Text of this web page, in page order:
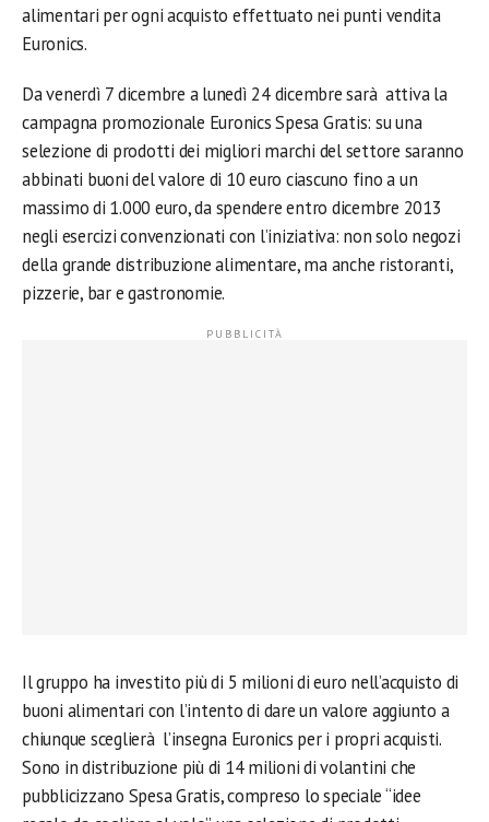
alimentari per ogni acquisto effettuato nei punti vendita
Euronics.
Da venerdì 7 dicembre a lunedì 24 dicembre sarà attiva la
campagna promozionale Euronics Spesa Gratis: su una
selezione di prodotti dei migliori marchi del settore saranno
abbinati buoni del valore di 10 euro ciascuno fino a un
massimo di 1.000 euro, da spendere entro dicembre 2013
negli esercizi convenzionati con l’iniziativa: non solo negozi
della grande distribuzione alimentare, ma anche ristoranti,
pizzerie, bar e gastronomie.
Il gruppo ha investito più di 5 milioni di euro nell’acquisto di
buoni alimentari con l’intento di dare un valore aggiunto a
chiunque sceglierà l’insegna Euronics per i propri acquisti.
Sono in distribuzione più di 14 milioni di volantini che
pubblicizzano Spesa Gratis, compreso lo speciale “idee